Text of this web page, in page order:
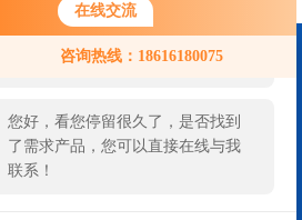
在线交流
咨询热线：18616180075
您好！欢迎前来咨询，很高兴为您
服务，请问您要咨询什么问题呢？
您好，看您停留很久了，是否找到
了需求产品，您可以直接在线与我
联系！